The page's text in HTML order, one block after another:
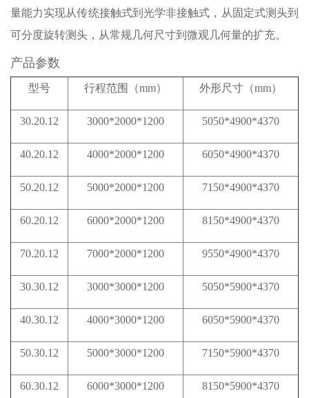
量能力实现从传统接触式到光学非接触式，从固定式测头到
可分度旋转测头，从常规几何尺寸到微观几何量的扩充。
产品参数
型号 行程范围（mm） 外形尺寸（mm）
30.20.12 3000*2000*1200 5050*4900*4370
40.20.12 4000*2000*1200 6050*4900*4370
50.20.12 5000*2000*1200 7150*4900*4370
60.20.12 6000*2000*1200 8150*4900*4370
70.20.12 7000*2000*1200 9550*4900*4370
30.30.12 3000*3000*1200 5050*5900*4370
40.30.12 4000*3000*1200 6050*5900*4370
50.30.12 5000*3000*1200 7150*5900*4370
60.30.12 6000*3000*1200 8150*5900*4370